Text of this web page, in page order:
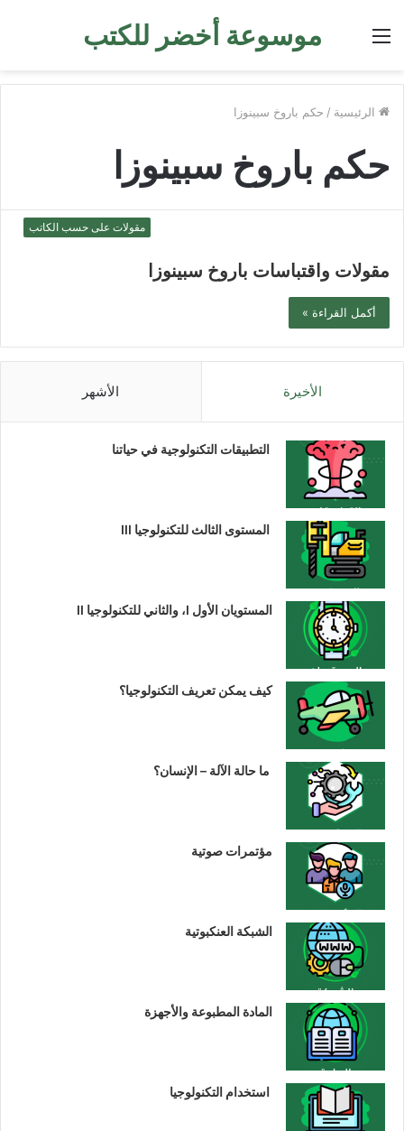
موسوعة أخضر للكتب القائمة
الرئيسية / حكم باروخ سبينوزا
حكم باروخ سبينوزا
مقولات على حسب الكاتب
مقولات واقتباسات باروخ سبينوزا
أكمل القراءة »
الأخيرة الأشهر
التطبيقات التكنولوجية في حياتنا
المستوى الثالث للتكنولوجيا III
المستويان الأول I، والثاني للتكنولوجيا II
كيف يمكن تعريف التكنولوجيا؟
ما حالة الآلة – الإنسان؟
مؤتمرات صوتية
الشبكة العنكبوتية
المادة المطبوعة والأجهزة
استخدام التكنولوجيا